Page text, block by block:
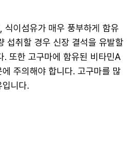
이섬유가 매우 풍부하게 함유
섭취할 경우 신장 결석을 유발할
. 또한 고구마에 함유된 비타민A
주의해야 합니다. 고구마를 많
니다.